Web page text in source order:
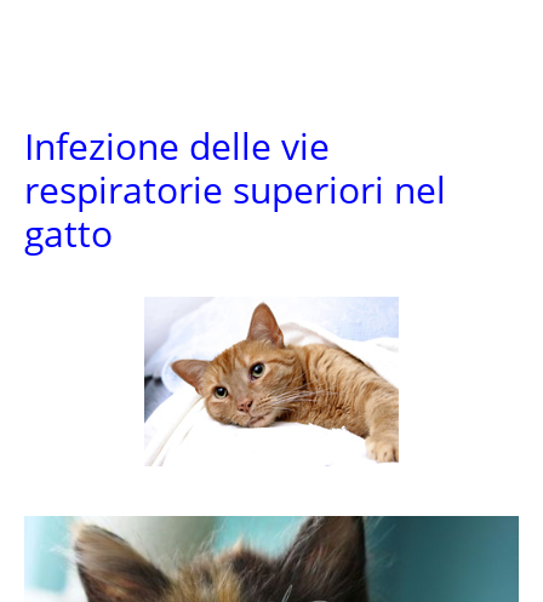
Infezione delle vie
respiratorie superiori nel
gatto